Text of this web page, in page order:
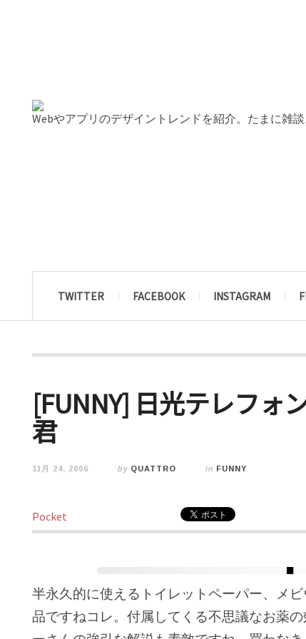
Webやアプリのデザイントレンドを紹介。たまに雑談
TWITTER FACEBOOK INSTAGRAM
[FUNNY] 日光テレフ
君
11月 24, 2006 by QUATTRO in FUNNY
Pocket
半永久的に使えるトイレットペーパー、メ
品ですねコレ。付属してくる不思議なお薬